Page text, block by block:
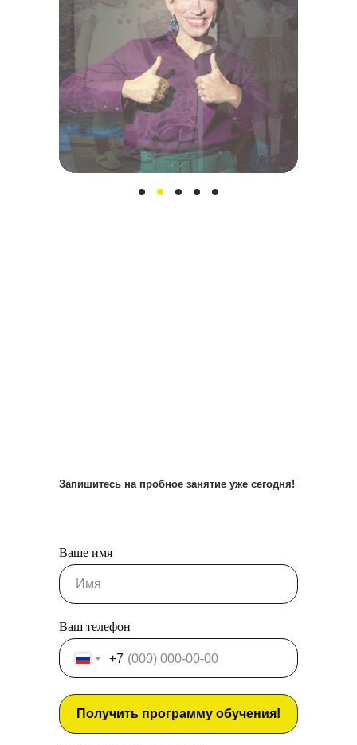
Запишитесь на пробное занятие уже сегодня!
Ваше имя
Ваш телефон
+7
Получить программу обучения!